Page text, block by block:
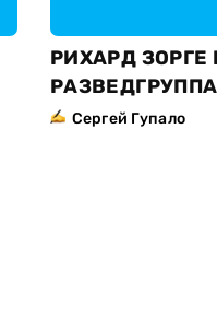
РИХАРД ЗОРГЕ
РАЗВЕДГРУППА
Сергей Гупало